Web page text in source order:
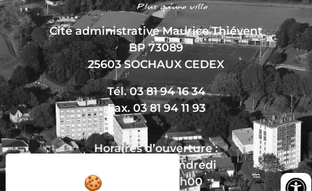
Cité administrative Maurice Thiévent
BP 73089
25603 SOCHAUX CEDEX
Tél. 03 81 94 16 34
Fax. 03 81 94 11 93
Horaires d’ouverture :
Du lundi au vendredi
De 8h30 à 12h00